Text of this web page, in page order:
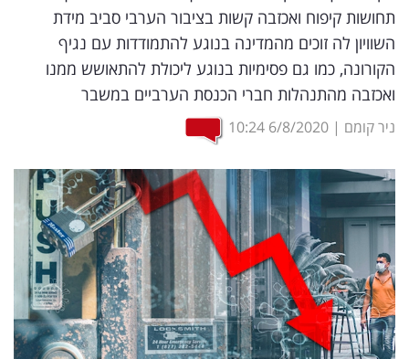
שיווק
ופרסום
משפט
מדדים
ומחקרים
דעות
רכילות
עסקית
קריפטו
תחושות קיפוח ואכזבה קשות בציבור הערבי סביב מידת
השוויון לה זוכים מהמדינה בנוגע להתמודדות עם נגיף
הקורונה, כמו גם פסימיות בנוגע ליכולת להתאושש ממנו
ואכזבה מהתנהלות חברי הכנסת הערביים במשבר
ניר קומם |
6/8/2020
10:24